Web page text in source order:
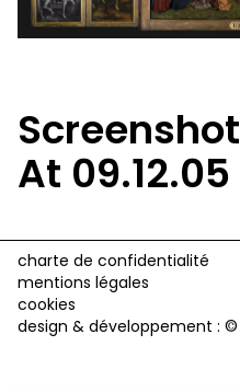
A
At 09.12.05
charte de confidentialité
mentions légales
cookies
design & développement : ©